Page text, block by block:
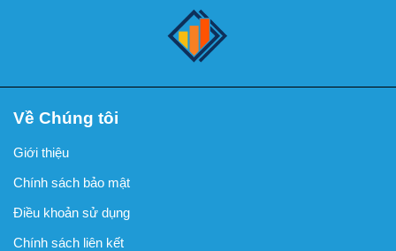
Về Chúng tôi
Giới thiệu
Chính sách bảo mật
Điều khoản sử dụng
Chính sách liên kết